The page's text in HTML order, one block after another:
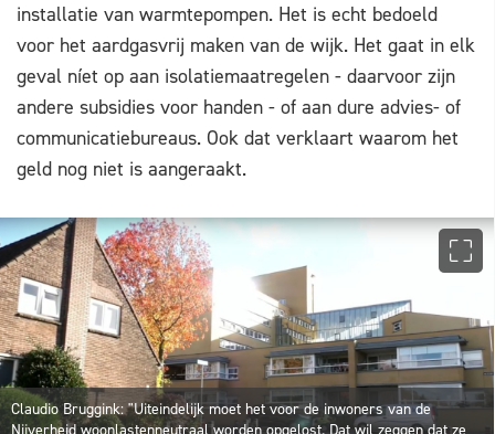
installatie van warmtepompen. Het is echt bedoeld
voor het aardgasvrij maken van de wijk. Het gaat in elk
geval níet op aan isolatiemaatregelen - daarvoor zijn
andere subsidies voor handen - of aan dure advies- of
communicatiebureaus. Ook dat verklaart waarom het
geld nog niet is aangeraakt.
Claudio Bruggink: "Uiteindelijk moet het voor de inwoners van de